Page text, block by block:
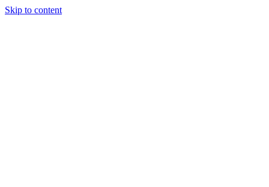
Skip to content